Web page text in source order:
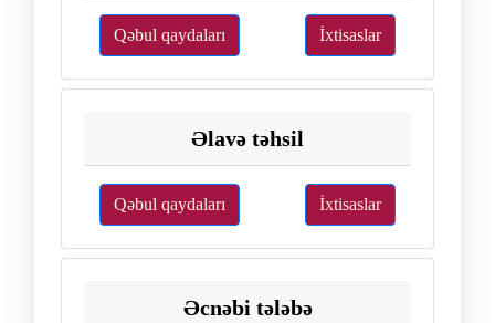
Qəbul qaydaları İxtisaslar
Əlavə təhsil
Qəbul qaydaları İxtisaslar
Əcnəbi tələbə